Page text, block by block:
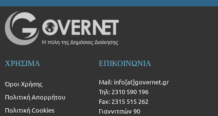
ΧΡΗΣΙΜΑ
Όροι Χρήσης
Πολιτική Απορρήτου
Πολιτική Cookies
ΕΠΙΚΟΙΝΩΝΙΑ
Mail: info[at]governet.gr
Τηλ: 2310 590 196
Fax: 2315 515 262
Γιαννιτσών 90